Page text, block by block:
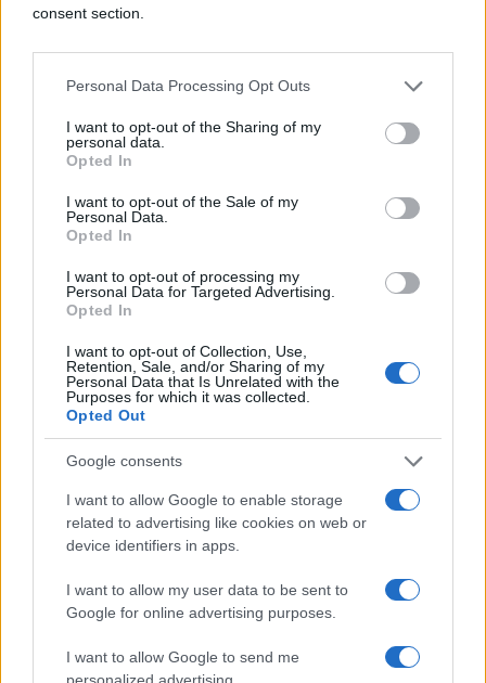
consent section.
Personal Data Processing Opt Outs
I want to opt-out of the Sharing of my
personal data.
Opted In
I want to opt-out of the Sale of my
Personal Data.
Opted In
I want to opt-out of processing my
Personal Data for Targeted Advertising.
Opted In
I want to opt-out of Collection, Use,
Retention, Sale, and/or Sharing of my
Personal Data that Is Unrelated with the
Purposes for which it was collected.
Opted Out
Google consents
I want to allow Google to enable storage
related to advertising like cookies on web or
device identifiers in apps.
I want to allow my user data to be sent to
Google for online advertising purposes.
I want to allow Google to send me
personalized advertising.
od toga, ona sarađuje s Nerminom’. U
zahtjev za zaštitu. Predmet je radila baš ta
sutkinja koju je Nizama spomenula“
, kazao je
Samir Pamuković koji je sve do kobnog dana
ubistva bio sa svojom porodicom, iako inače radi u
Policajac je uručio rješenje Nizami i rekao da su oni
dalje nemoćni. Nesretna je mlada žena plakala.
Rekla je‘ako me nađe, gotova sam, ubit će me…’.
Proživljavala je noćnu moru i svoje posljednje sate
života.
„Tih dana stalno ju je zvao. Malo joj je obećavao
da će biti sve lijepo, pa bi onda opet nazvao,
govorio joj vulgarne stvari, prijetio da će joj
pobiti svu familiju i nju kad je nađe. Tražio je da
mu preda dijete, onda govorio da ga neće. Zvao
je i njenu sestru, odlazio tamo, zvao je i mene i
moju suprugu više puta, prijetio je svima. Kad je
jednom nazvao moju ženu uzeo sam telefon i
rekao mu da prestane zvati, da može doći
popričati sa mnom ako želi, da mi ne znamo gdje